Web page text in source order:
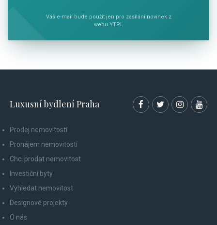
Váš e-mail bude použit jen pro zasílání novinek z
webu YTPI.
Luxusní bydlení Praha
Prodej nemovitostí
Pronájem nemovitostí
Chci prodat nemovitost
Investiční byty
Vyhledat nemovitost
Designové projekty
O nás